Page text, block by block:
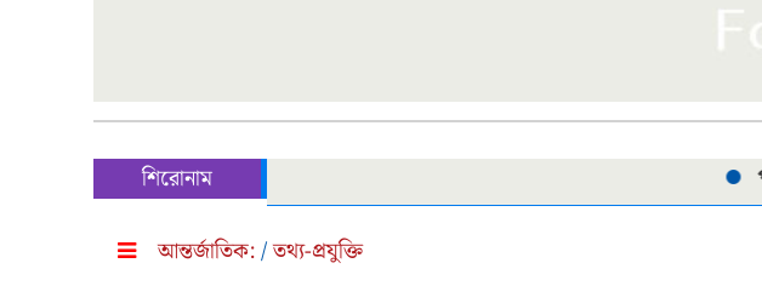
শিরোনাম
আন্তর্জাতিক:/তথ্য-প্রযুক্তি